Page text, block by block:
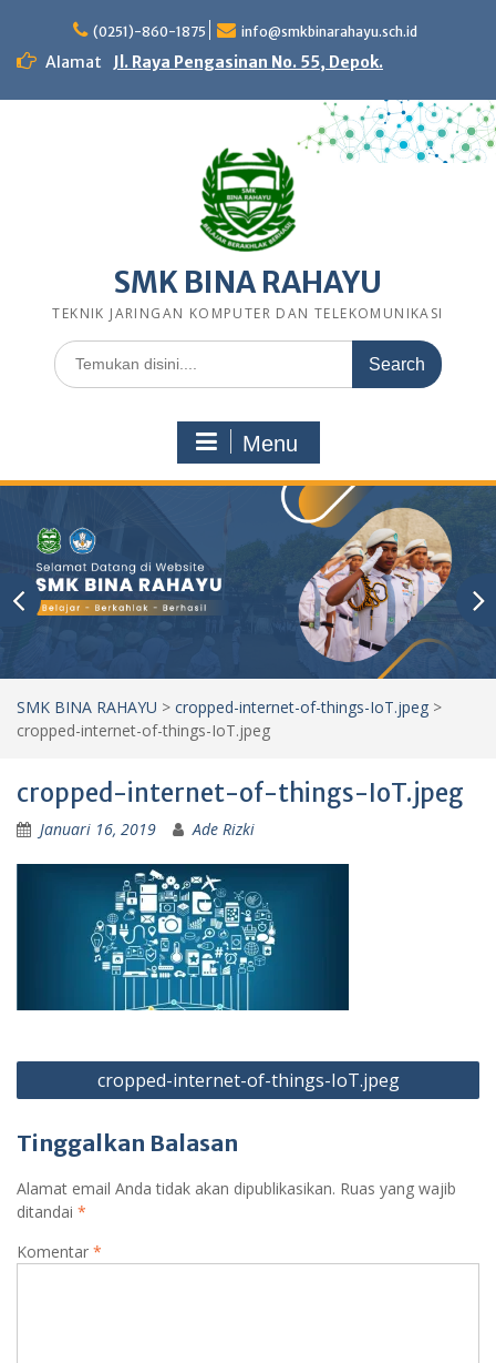
content
(0251)-860-1875 info@smkbinarahayu.sch.id
Alamat Jl. Raya Pengasinan No. 55, Depok.
SMK BINA RAHAYU
TEKNIK JARINGAN KOMPUTER DAN TELEKOMUNIKASI
Search
for:
Menu
SMK BINA RAHAYU > cropped-internet-of-things-IoT.jpeg >
cropped-internet-of-things-IoT.jpeg
cropped-internet-of-things-IoT.jpeg
Januari 16, 2019 Ade Rizki
Navigasi
pos
cropped-internet-of-things-IoT.jpeg
Tinggalkan Balasan
Alamat email Anda tidak akan dipublikasikan. Ruas yang wajib
ditandai *
Komentar *